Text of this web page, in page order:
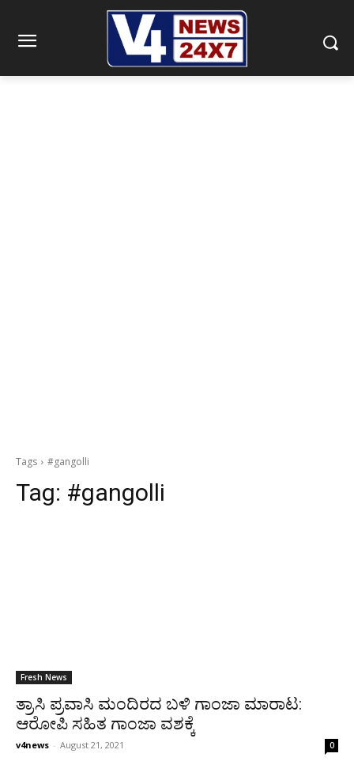
Tags #gangolli
Tag: #gangolli
Fresh News
ತ್ರಾಸಿ ಪ್ರವಾಸಿ ಮಂದಿರದ ಬಳಿ ಗಾಂಜಾ ಮಾರಾಟ:
ಆರೋಪಿ ಸಹಿತ ಗಾಂಜಾ ವಶಕ್ಕೆ
v4news - August 21, 2021 0